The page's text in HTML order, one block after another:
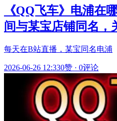
《QQ飞车》电浦在
间与某宝店铺同名，
每天在B站直播，某宝同名电浦
2026-06-26 12:330赞 · 0评论